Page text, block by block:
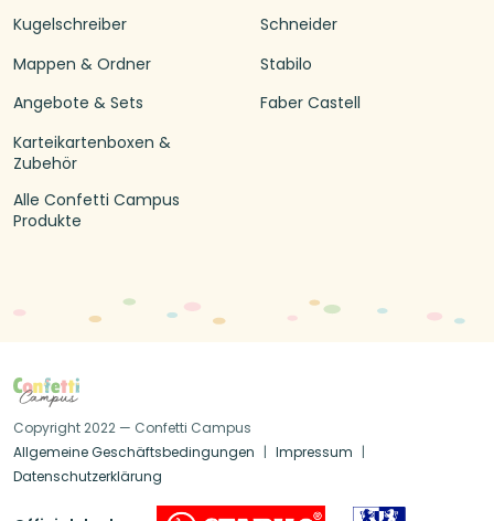
Kugelschreiber
Mappen & Ordner
Angebote & Sets
Karteikartenboxen &
Zubehör
Alle Confetti Campus
Produkte
Schneider
Stabilo
Faber Castell
Copyright 2022 — Confetti Campus
Allgemeine Geschäftsbedingungen
Impressum
Datenschutzerklärung